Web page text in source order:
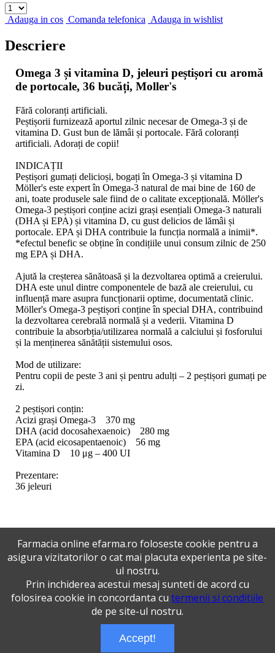
Adauga in cos Comanda telefonica Adauga in wishlist
Descriere
Omega 3 și vitamina D, jeleuri peștișori cu aromă
de portocale, 36 bucăți, Moller's
Fără coloranți artificiali.
Peștișorii furnizează aportul zilnic necesar de Omega-3 și de
vitamina D. Gust bun de lămâi și portocale. Fără coloranți
artificiali. Adorați de copii!
INDICAȚII
Peștișori gumați delicioși, bogați în Omega-3 și vitamina D
Möller's este expert în Omega-3 natural de mai bine de 160 de
ani, toate produsele sale fiind de o calitate excepțională. Möller's
Omega-3 peștișori conține acizi grași esențiali Omega-3 naturali
(DHA și EPA) și vitamina D, cu gust delicios de lămâi și
portocale. EPA și DHA contribuie la funcția normală a inimii*.
*efectul benefic se obține în condițiile unui consum zilnic de 250
mg EPA și DHA.
Ajută la creșterea sănătoasă și la dezvoltarea optimă a creierului.
DHA este unul dintre componentele de bază ale creierului, cu
influență mare asupra funcționarii optime, documentată clinic.
Möller's Omega-3 peștișori conține în special DHA, contribuind
la dezvoltarea cerebrală normală și a vederii. Vitamina D
contribuie la absorbția/utilizarea normală a calciului și fosforului
și la menținerea sănătății sistemului osos.
Mod de utilizare:
Pentru copii de peste 3 ani și pentru adulți – 2 peștișori gumați pe
zi.
2 peștișori conțin:
Acizi grași Omega-3 370 mg
DHA (acid docosahexaenoic) 280 mg
EPA (acid eicosapentaenoic) 56 mg
Vitamina D 10 μg – 400 UI
Prezentare:
36 jeleuri
Inca nu sunt review-uri la acest produs !
Termeni si conditii
Politica de confidentialitate
Versiunea desktop
0727515368
Dreptul de autor © efarma.ro - Toate Drepturile Rezervate.
Farmacia online efarma.ro foloseste cookie pentru a
asigura vizitatorilor o cat mai placuta experienta pe site-
ul nostru.
Prin inchiderea acestui mesaj sunteti de acord cu
folosirea cookie in concordanta cutermenii si conditiile
de pe site-ul nostru.
Accept!